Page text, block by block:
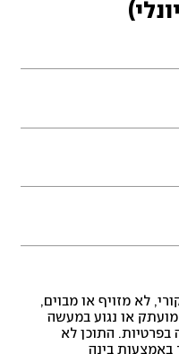
לא מזויף או מבוים,
או נגוע במעשה
בפרטיות. התוכן לא
באמצעות בינה